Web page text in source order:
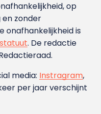
op
en zonder
onafhankelijkheid is
. De redactie
media: Instragram,
per jaar verschijnt